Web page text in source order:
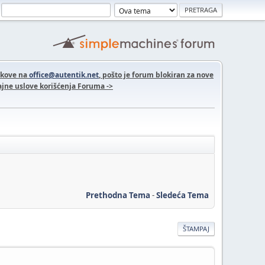
naoffice@autentik.net, pošto je forum blokiran za nove
uslove korišćenja Foruma ->
Prethodna Tema -Sledeća Tema
ŠTAMPAJ